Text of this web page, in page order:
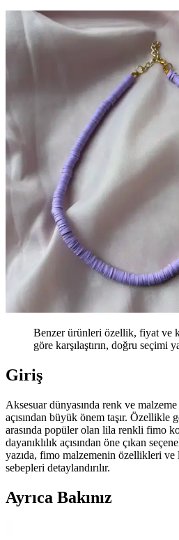
Benzer ürünleri özellik, fiyat ve
göre karşılaştırın, doğru seçimi
Giriş
Aksesuar dünyasında renk ve
açısından büyük önem taşır. Özellikle
arasında popüler olan lila renkli fimo
dayanıklılık açısından öne çıkan
yazıda, fimo malzemenin özellikleri
sebepleri detaylandırılır.
Ayrıca Bakınız